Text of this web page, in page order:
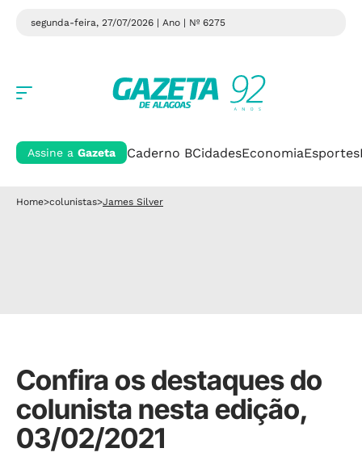
segunda-feira, 27/07/2026 | Ano | Nº 6275
Assine a Gazeta Caderno BCidadesEconomiaEsportes
Home>colunistas>James Silver
Confira os destaques do
colunista nesta edição,
03/02/2021